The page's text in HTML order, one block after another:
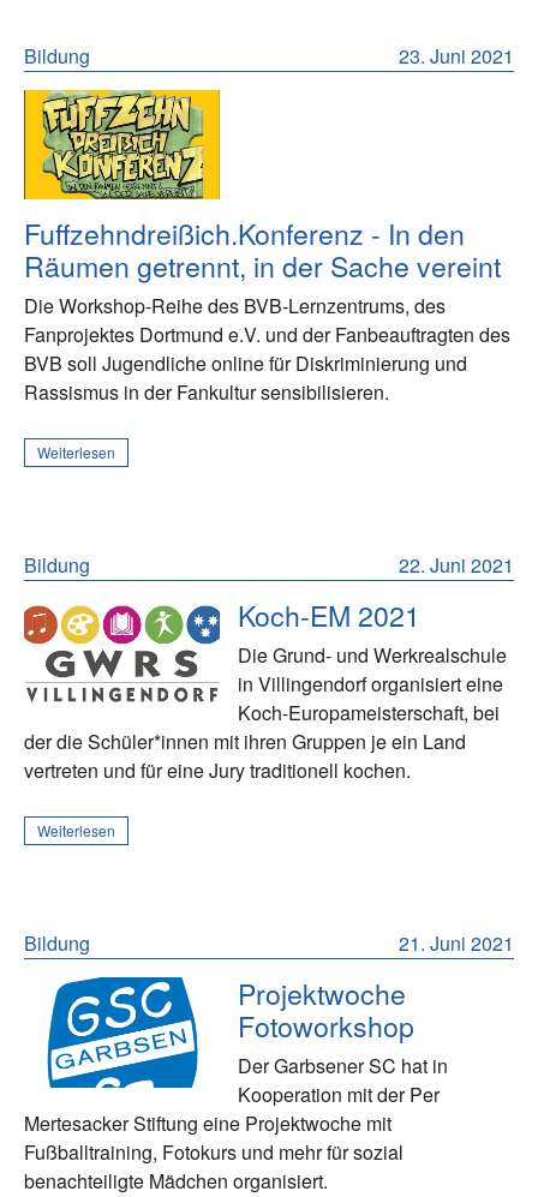
23. Juni 2021
Bildung
Fuffzehndreißich.Konferenz - In den
Räumen getrennt, in der Sache vereint
Die Workshop-Reihe des BVB-Lernzentrums, des
Fanprojektes Dortmund e.V. und der Fanbeauftragten des
BVB soll Jugendliche online für Diskriminierung und
Rassismus in der Fankultur sensibilisieren.
Weiterlesen
22. Juni 2021
Bildung
Koch-EM 2021
Die Grund- und Werkrealschule
in Villingendorf organisiert eine
Koch-Europameisterschaft, bei
der die Schüler*innen mit ihren Gruppen je ein Land
vertreten und für eine Jury traditionell kochen.
Weiterlesen
21. Juni 2021
Bildung
Projektwoche
Fotoworkshop
Der Garbsener SC hat in
Kooperation mit der Per
Mertesacker Stiftung eine Projektwoche mit
Fußballtraining, Fotokurs und mehr für sozial
benachteiligte Mädchen organisiert.